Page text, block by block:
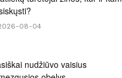
08-04
nudžiūvo vaisius